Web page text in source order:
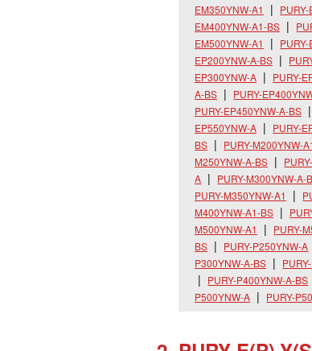
EM350YNW-A1
EM400YNW-A1-BS
EM500YNW-A1
EP200YNW-A-BS
EP300YNW-A
PURY-
A-BS
PURY-
PURY-EP450YNW-A-BS
EP550YNW-A
PURY-
BS
PURY-M200YNW-
M250YNW-A-BS
A
PURY-M300YNW-A-
PURY-M350YNW-A1
M400YNW-A1-BS
M500YNW-A1
PURY-
BS
PURY-P250YNW-A
P300YNW-A-BS
PURY-P400YNW-A-BS
P500YNW-A
PURY-